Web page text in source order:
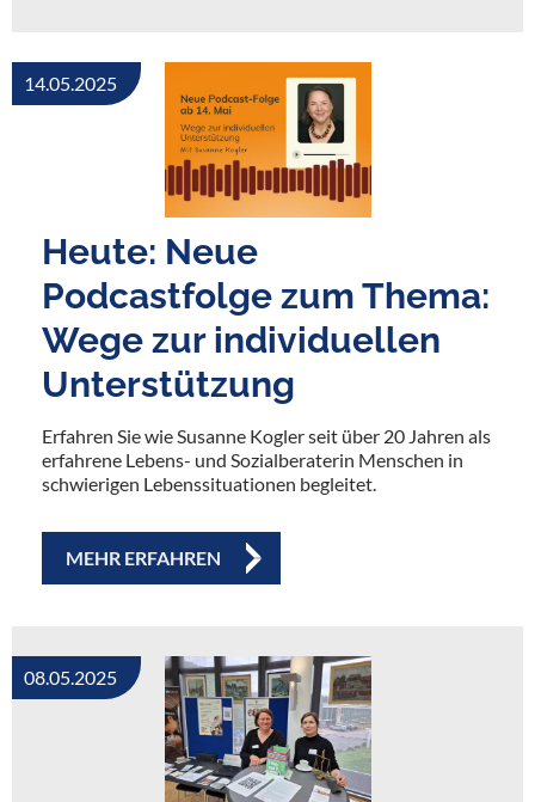
14.05.2025
Heute: Neue
Podcastfolge zum Thema:
Wege zur individuellen
Unterstützung
Erfahren Sie wie Susanne Kogler seit über 20 Jahren als
erfahrene Lebens- und Sozialberaterin Menschen in
schwierigen Lebenssituationen begleitet.
MEHR ERFAHREN
08.05.2025